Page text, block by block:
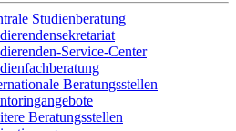
Studienberatung
Service-Center
Beratungsstellen
Beratungsstellen